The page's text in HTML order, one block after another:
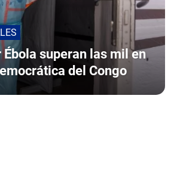
superan las mil en
del Congo